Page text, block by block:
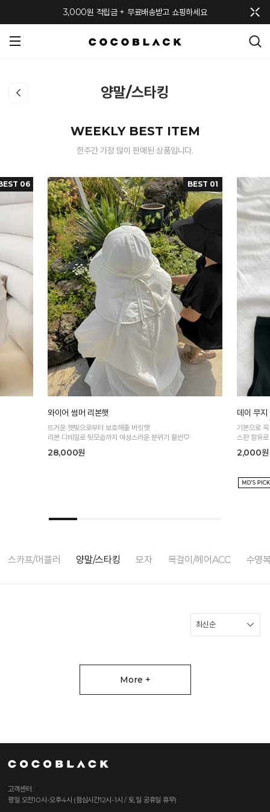
3,000원 적립금 + 무료배송받고 쇼핑하세요
양말/스타킹
WEEKLY BEST ITEM
한주간 가장 많이 판매된 상품입니다.
06 BEST 01
와이어 썸머 리본햇
뜨거운 햇빛으로부터 보호해줄 버킷햇
리본 디테일로 뒷모습까지 여성스러운 분위기 물씬♡
28,000원
데이 무지
기본으로
스판 함유
2,000원
스카프/머플러 양말/스타킹 모자 목걸이/헤어ACC 수영
More +
고객센터 :
평일 오전10시-오후4시 (점심시간12시-1시 / 토,일 공휴일 휴무)